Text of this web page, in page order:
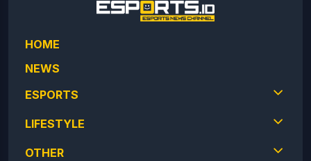
HOME
NEWS
ESPORTS
LIFESTYLE
OTHER